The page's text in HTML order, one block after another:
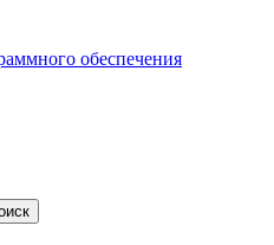
обеспечения